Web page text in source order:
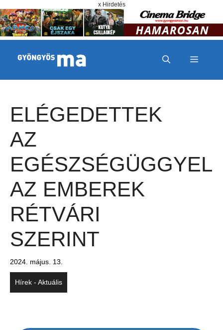
x Hirdetés
MENÜ
ELÉGEDETTEK
AZ
EGÉSZSÉGÜGGYEL
AZ EMBEREK
RÉTVÁRI
SZERINT
2024. május. 13.
Hírek - Aktuális